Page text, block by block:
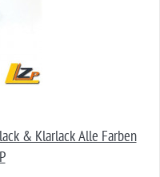
& Klarlack Alle Farben